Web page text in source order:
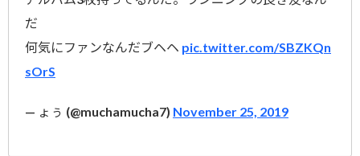
だ
何気にファンなんだブヘヘ pic.twitter.com/SBZKQn
sOrS
— ょぅ (@muchamucha7) November 25, 2019